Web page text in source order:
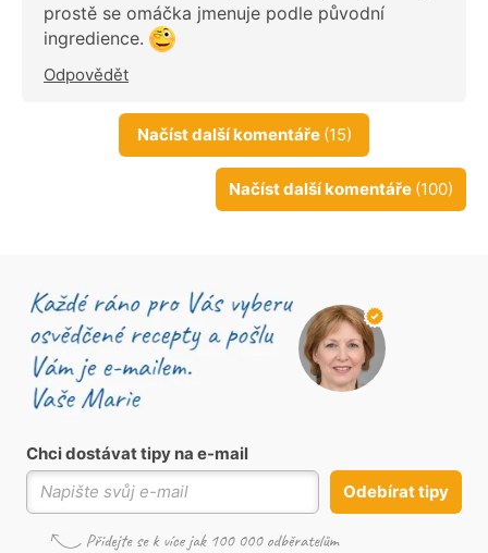
prostě se omáčka jmenuje podle původní
ingredience.
Odpovědět
Načíst další komentáře (15)
Načíst další komentáře (100)
Chci dostávat tipy na e-mail
Odebírat tipy